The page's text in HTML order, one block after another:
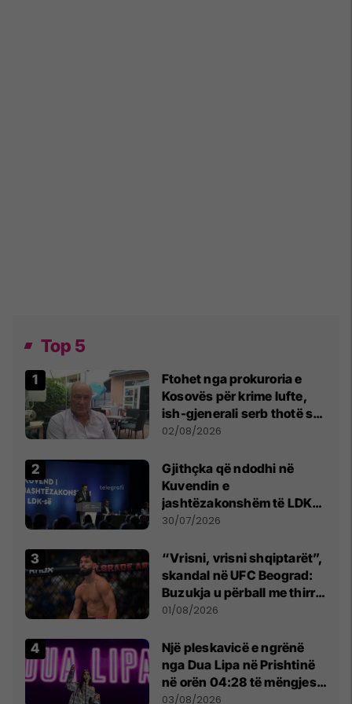
Top 5
Ftohet nga prokuroria e
Kosovës për krime lufte,
ish-gjenerali serb thotë se
dikush e tradhtoi në
02/08/2026
Gjithçka që ndodhi në
Kuvendin e
jashtëzakonshëm të LDK-
së
30/07/2026
“Vrisni, vrisni shqiptarët”,
skandal në UFC Beograd:
Buzukja u përball me thirrje
anti-shqiptare nga
01/08/2026
Një pleskavicë e ngrënë
nga Dua Lipa në Prishtinë
në orën 04:28 të mëngjesit
- dhe bota digjitale serbe
03/08/2026